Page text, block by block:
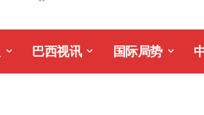
巴西视讯 国际局势